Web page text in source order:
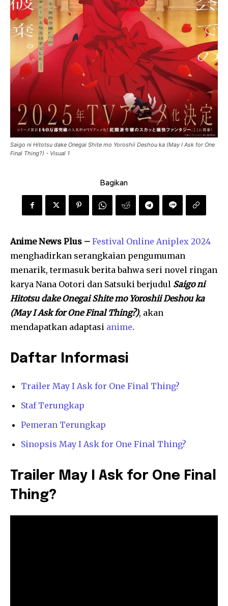
Saigo ni Hitotsu dake Onegai Shite mo Yoroshii Deshou ka (May I Ask for One
Final Thing?) - Visual 1
Bagikan
Anime News Plus – Festival Online Aniplex 2024
menghadirkan serangkaian pengumuman
menarik, termasuk berita bahwa seri novel ringan
karya Nana Ootori dan Satsuki berjudul Saigo ni
Hitotsu dake Onegai Shite mo Yoroshii Deshou ka
(May I Ask for One Final Thing?), akan
mendapatkan adaptasi anime.
Daftar Informasi
Trailer May I Ask for One Final Thing?
Staf Terungkap
Pemeran Terungkap
Sinopsis May I Ask for One Final Thing?
Trailer May I Ask for One Final
Thing?